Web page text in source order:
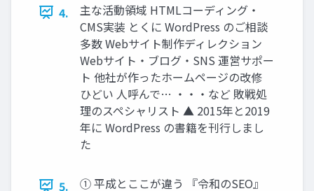
4.
主な活動領域 HTMLコーディング・
CMS実装 とくに WordPress のご相談
多数 Webサイト制作ディレクション
Webサイト・ブログ・SNS 運営サポー
ト 他社が作ったホームページの改修
ひどい 人呼んで… ・・・など 敗戦処
理のスペシャリスト ▲ 2015年と2019
年に WordPress の書籍を刊行しまし
た
5. ① 平成とここが違う 『令和のSEO』